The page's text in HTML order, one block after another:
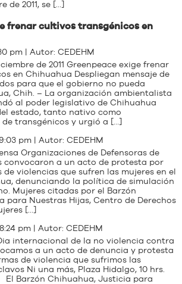
de 2011, se […]
frenar cultivos transgénicos en
pm | Autor: CEDEHM
de 2011 Greenpeace exige frenar
en Chihuahua Despliegan mensaje de
para que el gobierno no pueda
Chih. – La organización ambientalista
al poder legislativo de Chihuahua
estado, tanto nativo como
transgénicos y urgió a […]
pm | Autor: CEDEHM
Organizaciones de Defensoras de
convocaron a un acto de protesta por
de violencias que sufren las mujeres en el
denunciando la política de simulación
Mujeres citadas por el Barzón
para Nuestras Hijas, Centro de Derechos
[…]
pm | Autor: CEDEHM
internacional de la no violencia contra
a un acto de denuncia y protesta
de violencia que sufrimos las
Ni una más, Plaza Hidalgo, 10 hrs.
Barzón Chihuahua, Justicia para